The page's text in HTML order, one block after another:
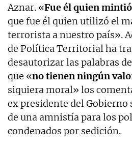
Aznar. «Fue él quien
que fue él quien utilizó el
terrorista a nuestro país».
de Política Territorial ha
desautorizar las palabras
que «no tienen ningún
siquiera moral» los
ex presidente del
de una amnistía para los
condenados por sedición.